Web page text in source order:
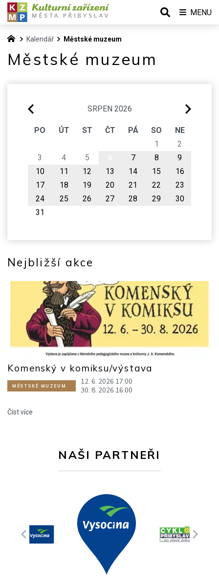
Kalendář Městské muzeum
Městské muzeum
SRPEN 2026
PO ÚT ST ČT PÁ SO
NE
1
2
3
4 5 7 8
9
10
11 12 13 14 15
16
17
18 19 20 21 22
23
24
25 26 27 28 29
30
31
Nejbližší akce
MĚSTSKÉ MUZEUM
12. 6. 2026 17:00
30. 8. 2026 16:00
Komenský v komiksu/výstava
Číst více
NAŠI PARTNEŘI
MENU